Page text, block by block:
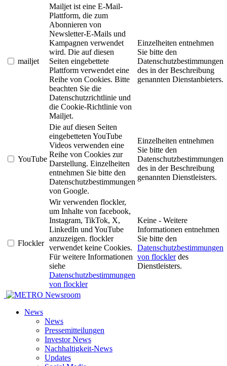
mailjet
Mailjet ist eine E-Mail-
Plattform, die zum
Abonnieren von
Newsletter-E-Mails und
Kampagnen verwendet
wird. Die auf diesen
Seiten eingebettete
Plattform verwendet eine
Reihe von Cookies. Bitte
beachten Sie die
Datenschutzrichtlinie und
die Cookie-Richtlinie von
Mailjet.
Einzelheiten entnehmen
Sie bitte den
Datenschutzbestimmungen
des in der Beschreibung
genannten Dienstanbieters.
YouTube
Die auf diesen Seiten
eingebetteten YouTube
Videos verwenden eine
Reihe von Cookies zur
Darstellung. Einzelheiten
entnehmen Sie bitte den
Datenschutzbestimmungen
von Google.
Einzelheiten entnehmen
Sie bitte den
Datenschutzbestimmungen
des in der Beschreibung
genannten Dienstleisters.
Flockler
Wir verwenden flockler,
um Inhalte von facebook,
Instagram, TikTok, X,
LinkedIn und YouTube
anzuzeigen. flockler
verwendet keine Cookies.
Für weitere Informationen
siehe
Datenschutzbestimmungen
von flockler
Keine - Weitere
Informationen entnehmen
Sie bitte den
Datenschutzbestimmungen
von flocklerdes
Dienstleisters.
Newsroom
News
News
Pressemitteilungen
Investor News
Nachhaltigkeit-News
Updates